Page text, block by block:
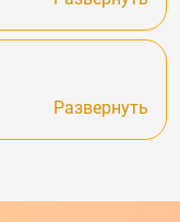
Развернуть